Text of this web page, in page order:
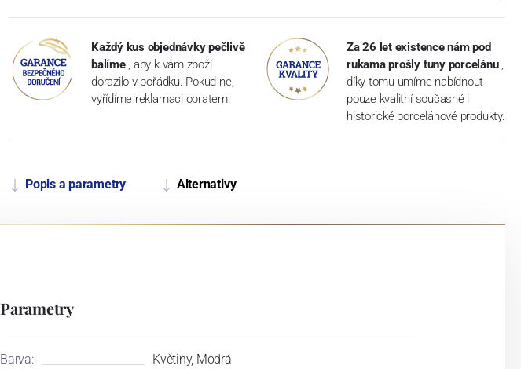
Každý kus objednávky pečlivě
balíme , aby k vám zboží
dorazilo v pořádku. Pokud ne,
vyřídíme reklamaci obratem.
Za 26 let existence nám pod
rukama prošly tuny porcelánu ,
díky tomu umíme nabídnout
pouze kvalitní současné i
historické porcelánové produkty.
Popis a parametry Alternativy
Parametry
Barva:
Květiny, Modrá